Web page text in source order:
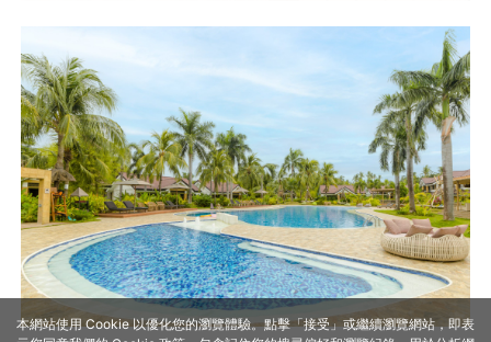
本網站使用 Cookie 以優化您的瀏覽體驗。點擊「接受」或繼續瀏覽網站，即表